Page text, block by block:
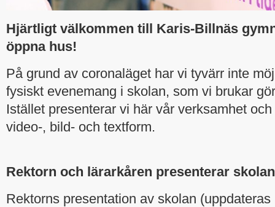
Hjärtligt välkommen till Karis-Billnäs
öppna hus!
På grund av coronaläget har vi tyvärr inte
fysiskt evenemang i skolan, som vi brukar
Istället presenterar vi här vår verksamhet
video-, bild- och textform.
Rektorn och lärarkåren presenterar skolan
Rektorns presentation av skolan (uppdateras